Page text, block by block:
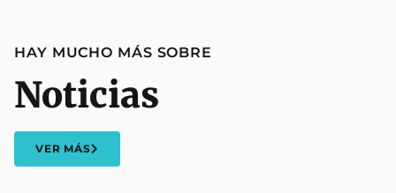
HAY MUCHO MÁS SOBRE
Noticias
VER MÁS